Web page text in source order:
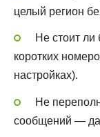
целый регион
Не стоит ли
коротких
настройках).
Не
сообщений —